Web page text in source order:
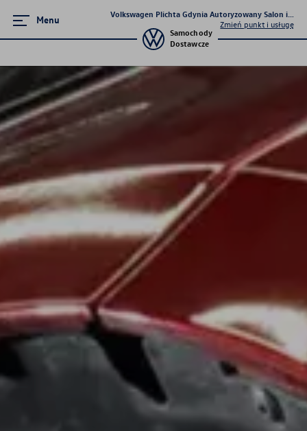
Menu
Volkswagen Plichta Gdynia Autoryzowany Salon i
Zmień punkt i usługę
Samochody
Dostawcze
Serwis
Serwis blacharsko-lakierniczy
Oferty sezonowe
Korzyści autoryzowanego
serwisowania
Program 4Service